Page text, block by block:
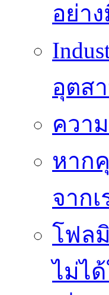
อย่า
อุตส
ควา
หาก
จากเ
โฟล
ไม่ไ